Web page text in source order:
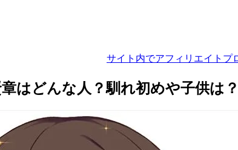
サイト内でアフィリエイトプ
はどんな人？馴れ初めや子供は？